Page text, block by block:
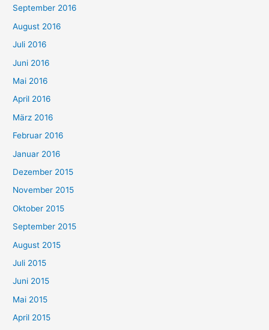
September 2016
August 2016
Juli 2016
Juni 2016
Mai 2016
April 2016
März 2016
Februar 2016
Januar 2016
Dezember 2015
November 2015
Oktober 2015
September 2015
August 2015
Juli 2015
Juni 2015
Mai 2015
April 2015